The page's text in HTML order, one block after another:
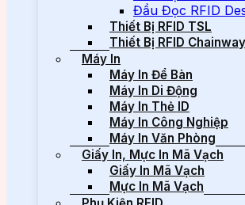
Đầu Đọc RFID
Thiết Bị RFID TSL
Thiết Bị RFID Chainway
Máy In
Máy In Để Bàn
Máy In Di Động
Máy In Thẻ ID
Máy In Công Nghiệp
Máy In Văn Phòng
Giấy In, Mực In Mã Vạch
Giấy In Mã Vạch
Mực In Mã Vạch